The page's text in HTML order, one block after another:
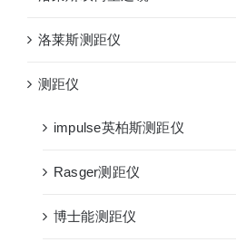
洛莱斯测距仪
测距仪
impulse英柏斯测距仪
Rasger测距仪
博士能测距仪